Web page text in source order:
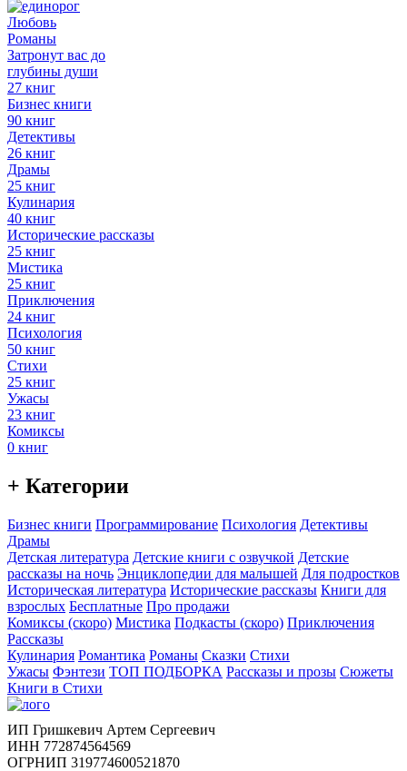
Любовь
Романы
Затронут вас до
глубины души
27 книг
Бизнес книги
90 книг
Детективы
26 книг
Драмы
25 книг
Кулинария
40 книг
Исторические рассказы
25 книг
Мистика
25 книг
Приключения
24 книг
Психология
50 книг
Стихи
25 книг
Ужасы
23 книг
Комиксы
0 книг
+ Категории
Бизнес книги Программирование Психология Детективы
Драмы
Детская литература Детские книги с озвучкой Детские
рассказы на ночь Энциклопедии для малышей Для подростков
Историческая литература Исторические рассказы Книги для
взрослых Бесплатные Про продажи
Комиксы (скоро) Мистика Подкасты (скоро) Приключения
Рассказы
Кулинария Романтика Романы Сказки Стихи
Ужасы Фэнтези ТОП ПОДБОРКА Рассказы и прозы Сюжеты
Книги в Стихи
ИП Гришкевич Артем Сергеевич
ИНН 772874564569
ОГРНИП 319774600521870